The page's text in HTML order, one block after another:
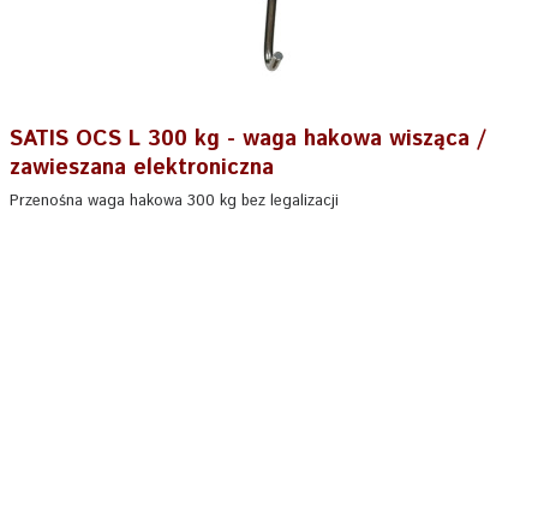
SATIS OCS L 300 kg - waga hakowa wisząca /
zawieszana elektroniczna
Przenośna waga hakowa 300 kg bez legalizacji